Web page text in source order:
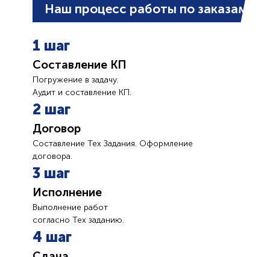
Наш процесс работы по заказам
1 шаг
Составление КП
Погружение в задачу.
Аудит и составление КП.
2 шаг
Договор
Составление Тех Задания. Оформление
договора.
3 шаг
Исполнение
Выполнение работ
согласно Тех заданию.
4 шаг